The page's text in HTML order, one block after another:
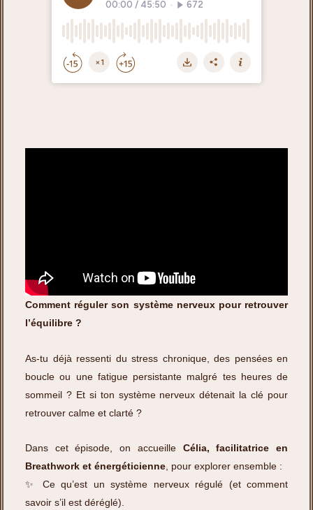
Comment réguler son système nerveux pour retrouver
l’équilibre ?
As-tu déjà ressenti du stress chronique, des pensées en
boucle ou une fatigue persistante malgré tes heures de
sommeil ? Et si ton système nerveux détenait la clé pour
retrouver calme et clarté ?
Dans cet épisode, on accueille Célia, facilitatrice en
Breathwork et énergéticienne, pour explorer ensemble :
✨ Ce qu’est un système nerveux régulé (et comment
savoir s’il est déréglé).